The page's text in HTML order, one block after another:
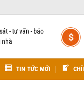
- tư vấn - báo
nhà
TIN TỨC MỚI